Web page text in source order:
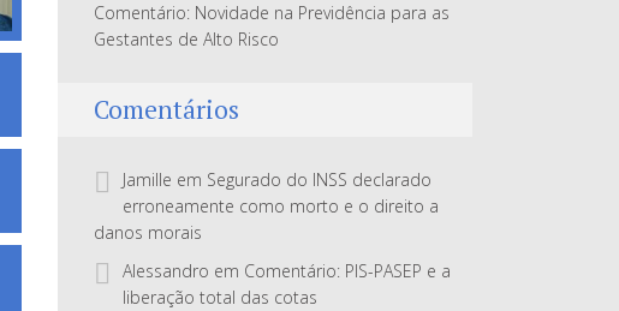
Comentário: Novidade na Previdência para as
Gestantes de Alto Risco
Comentários
Jamille em Segurado do INSS declarado
erroneamente como morto e o direito a
danos morais
Alessandro em Comentário: PIS-PASEP e a
liberação total das cotas